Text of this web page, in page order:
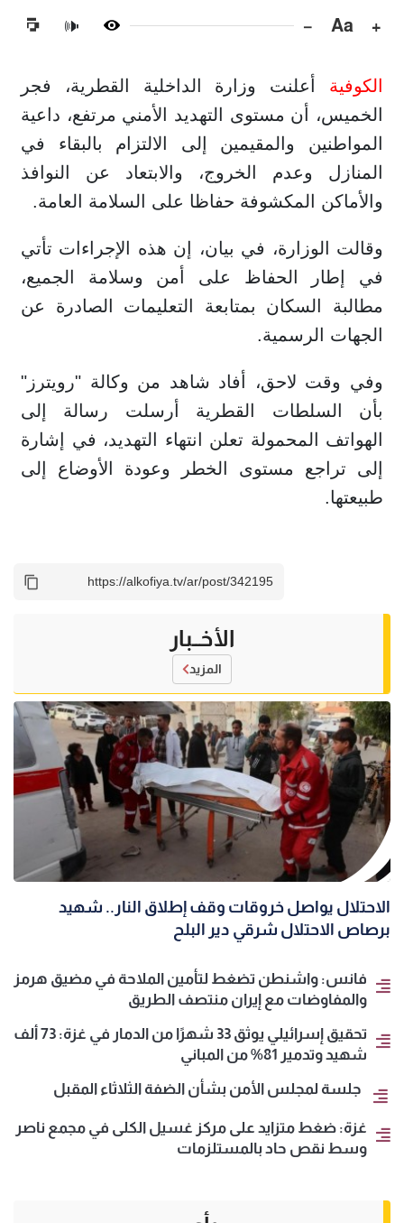
+
Aa
−
🔊
الكوفية أعلنت وزارة الداخلية القطرية، فجر
الخميس، أن مستوى التهديد الأمني مرتفع، داعية
المواطنين والمقيمين إلى الالتزام بالبقاء في
المنازل وعدم الخروج، والابتعاد عن النوافذ
والأماكن المكشوفة حفاظا على السلامة العامة.
وقالت الوزارة، في بيان، إن هذه الإجراءات تأتي
في إطار الحفاظ على أمن وسلامة الجميع،
مطالبة السكان بمتابعة التعليمات الصادرة عن
الجهات الرسمية.
وفي وقت لاحق، أفاد شاهد من وكالة "رويترز"
بأن السلطات القطرية أرسلت رسالة إلى
الهواتف المحمولة تعلن انتهاء التهديد، في إشارة
إلى تراجع مستوى الخطر وعودة الأوضاع إلى
طبيعتها.
الأخــبار
المزيد
الاحتلال يواصل خروقات وقف إطلاق النار.. شهيد
برصاص الاحتلال شرقي دير البلح
فانس: واشنطن تضغط لتأمين الملاحة في مضيق هرمز
والمفاوضات مع إيران منتصف الطريق
تحقيق إسرائيلي يوثق 33 شهرًا من الدمار في غزة: 73 ألف
شهيد وتدمير 81% من المباني
جلسة لمجلس الأمن بشأن الضفة الثلاثاء المقبل
غزة: ضغط متزايد على مركز غسيل الكلى في مجمع ناصر
وسط نقص حاد بالمستلزمات